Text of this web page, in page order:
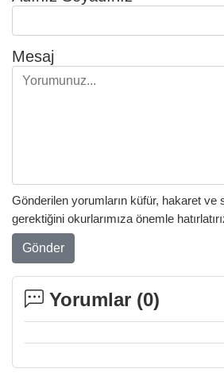
Mesaj
Gönderilen yorumların küfür, hakaret
gerektiğini okurlarımıza önemle
Gönder
Yorumlar (0)